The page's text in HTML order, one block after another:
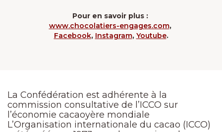
Pour en savoir plus :
www.chocolatiers-engages.com,
Facebook, Instagram, Youtube.
La Confédération est adhérente à la
commission consultative de l’ICCO sur
l’économie cacaoyère mondiale
L’Organisation internationale du cacao (ICCO)